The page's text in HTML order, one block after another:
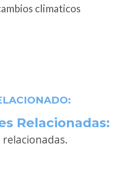
climaticos
Relacionadas: